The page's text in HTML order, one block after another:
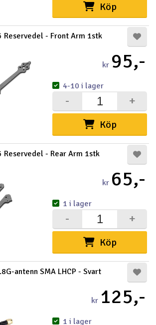
Köp
Reservedel - Front Arm 1stk
kr 95,-
Köp
+
-
4-10 i lager
Reservedel - Rear Arm 1stk
kr 65,-
Köp
+
-
1 i lager
antenn SMA LHCP - Svart
kr 125,-
1 i lager